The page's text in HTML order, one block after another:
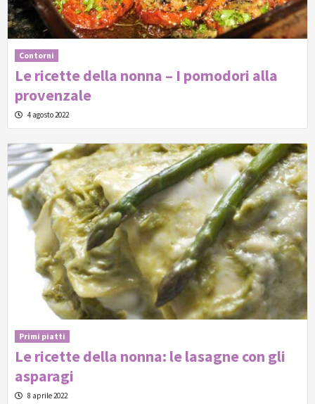
Contorni
Le ricette della nonna – I pomodori alla
provenzale
4 agosto 2022
Primi piatti
Le ricette della nonna: le lasagne con gli
asparagi
8 aprile 2022